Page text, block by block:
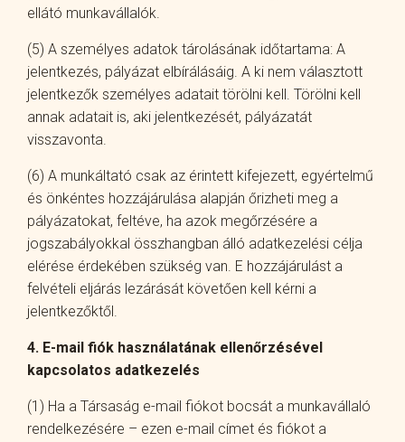
ellátó munkavállalók.
(5) A személyes adatok tárolásának időtartama: A
jelentkezés, pályázat elbírálásáig. A ki nem választott
jelentkezők személyes adatait törölni kell. Törölni kell
annak adatait is, aki jelentkezését, pályázatát
visszavonta.
(6) A munkáltató csak az érintett kifejezett, egyértelmű
és önkéntes hozzájárulása alapján őrizheti meg a
pályázatokat, feltéve, ha azok megőrzésére a
jogszabályokkal összhangban álló adatkezelési célja
elérése érdekében szükség van. E hozzájárulást a
felvételi eljárás lezárását követően kell kérni a
jelentkezőktől.
4. E-mail fiók használatának ellenőrzésével
kapcsolatos adatkezelés
(1) Ha a Társaság e-mail fiókot bocsát a munkavállaló
rendelkezésére – ezen e-mail címet és fiókot a